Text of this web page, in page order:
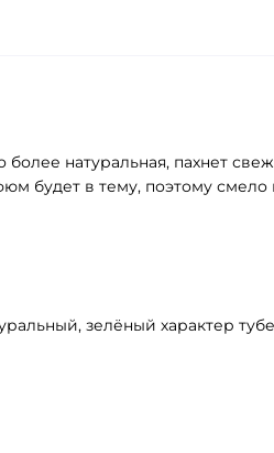
натуральная, пахнет
будет в тему, поэтому смело
зелёный характер